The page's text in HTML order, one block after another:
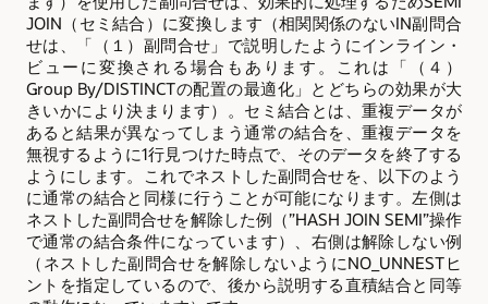
JOIN（セミ結合）に変換します（相関関係のないIN副問合
せは、「（１）副問合せ」で説明したようにインライン・
ビューに変換される場合もあります。これは「（４）
Group By/DISTINCTの配置の最適化」とどちらの効果が大
きいかにより決まります）。セミ結合とは、重複データが
あると結果が異なってしまう通常の結合を、重複データを
無視するように1行見つけた時点で、そのデータを終了する
ようにします。これでネストした副問合せを、以下のよう
に通常の結合と同様に行うことが可能になります。左側は
ネストした副問合せを解除した例（”HASH JOIN SEMI”操作
で通常の結合条件になっています）、右側は解除しない例
（ネストした副問合せを解除しないようにNO_UNNESTヒ
ントを指定しているので、後から説明する直積結合と同等